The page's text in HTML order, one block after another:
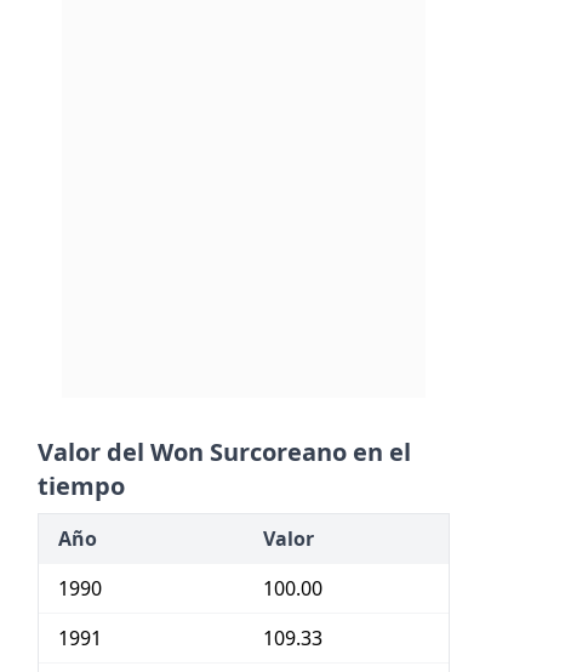
Valor del Won Surcoreano en el
tiempo
Año
Valor
1990
100.00
1991
109.33